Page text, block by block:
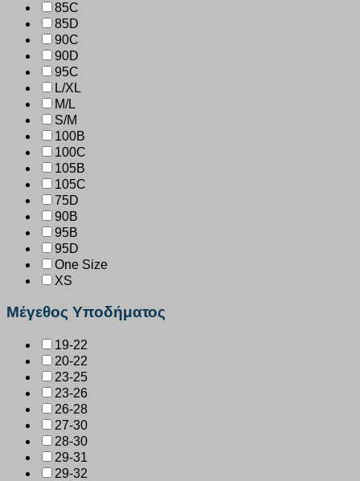
85C
85D
90C
90D
95C
L/XL
M/L
S/M
100B
100C
105B
105C
75D
90B
95B
95D
One Size
XS
Μέγεθος Υποδήματος
19-22
20-22
23-25
23-26
26-28
27-30
28-30
29-31
29-32